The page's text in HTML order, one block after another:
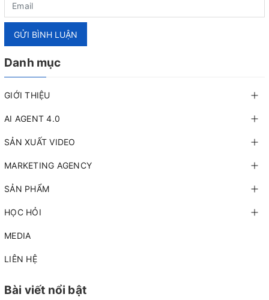
GỬI BÌNH LUẬN
Danh mục
GIỚI THIỆU
AI AGENT 4.0
SẢN XUẤT VIDEO
MARKETING AGENCY
SẢN PHẨM
HỌC HỎI
MEDIA
LIÊN HỆ
Bài viết nổi bật